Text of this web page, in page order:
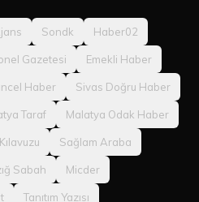
Sondk Haber02
Gazetesi Emekli Haber
Haber Sivas Doğru Haber
Taraf Malatya Odak Haber
Sağlam Araba
Sabah Micder
Tanıtım Yazısı